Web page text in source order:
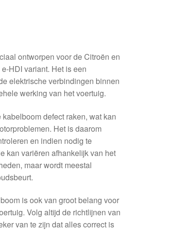
ontworpen voor de Citroën en
HDI variant. Het is een
elektrische verbindingen binnen
werking van het voertuig.
defect raken, wat kan
Het is daarom
en indien nodig te
kan variëren afhankelijk van het
maar wordt meestal
is ook van groot belang voor
Volg altijd de richtlijnen van
van te zijn dat alles correct is